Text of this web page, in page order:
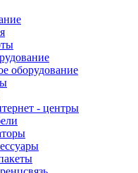
оборудование
- центры